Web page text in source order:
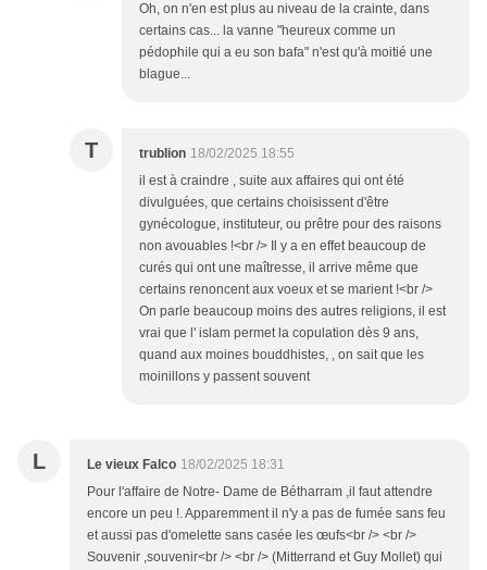
Oh, on n'en est plus au niveau de la crainte, dans
certains cas... la vanne "heureux comme un
pédophile qui a eu son bafa" n'est qu'à moitié une
blague...
T trublion 18/02/2025 18:55
il est à craindre , suite aux affaires qui ont été
divulguées, que certains choisissent d'être
gynécologue, instituteur, ou prêtre pour des raisons
non avouables !<br /> Il y a en effet beaucoup de
curés qui ont une maîtresse, il arrive même que
certains renoncent aux voeux et se marient !<br />
On parle beaucoup moins des autres religions, il est
vrai que l' islam permet la copulation dès 9 ans,
quand aux moines bouddhistes, , on sait que les
moinillons y passent souvent
L Le vieux Falco 18/02/2025 18:31
Pour l'affaire de Notre- Dame de Bétharram ,il faut attendre
encore un peu !. Apparemment il n'y a pas de fumée sans feu
et aussi pas d'omelette sans casée les œufs<br /> <br />
Souvenir ,souvenir<br /> <br /> (Mitterrand et Guy Mollet) qui